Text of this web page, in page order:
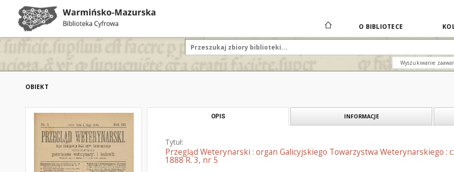
O BIBLIOTECE
Wyszukiwanie
OBIEKT
OPIS INFORMACJE
Tytuł:
Przegląd Weterynarski : organ Galicyjskiego Towarzystwa Weterynarskiego :
1888 R. 3, nr 5